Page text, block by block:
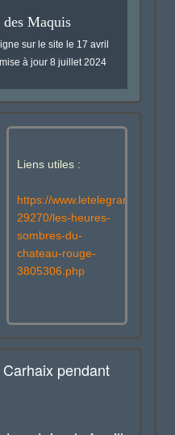
des Maquis
sur le site le 17 avril
à jour 8 juillet 2024
Liens utiles :
https://www.letelegramme.fr/
29270/les-heures-
sombres-du-
chateau-rouge-
3805306.php
pendant